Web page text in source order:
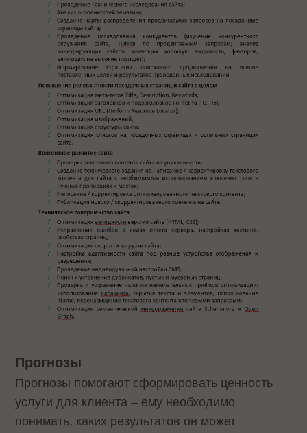
Прогнозы
Прогнозы помогают сформировать ценность
услуги для клиента – ему необходимо
понимать, каких результатов он может